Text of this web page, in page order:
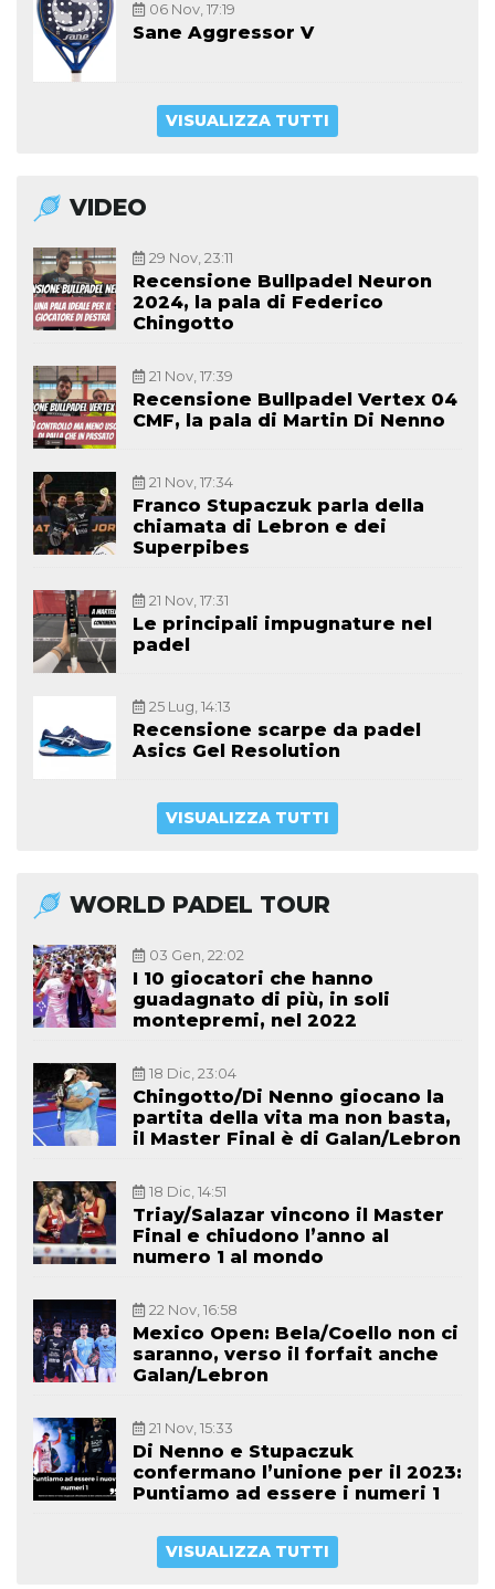
06 Nov, 17:19
Sane Aggressor V
VISUALIZZA TUTTI
VIDEO
29 Nov, 23:11
Recensione Bullpadel Neuron
2024, la pala di Federico
Chingotto
21 Nov, 17:39
Recensione Bullpadel Vertex 04
CMF, la pala di Martin Di Nenno
21 Nov, 17:34
Franco Stupaczuk parla della
chiamata di Lebron e dei
Superpibes
21 Nov, 17:31
Le principali impugnature nel
padel
25 Lug, 14:13
Recensione scarpe da padel
Asics Gel Resolution
VISUALIZZA TUTTI
WORLD PADEL TOUR
03 Gen, 22:02
I 10 giocatori che hanno
guadagnato di più, in soli
montepremi, nel 2022
18 Dic, 23:04
Chingotto/Di Nenno giocano la
partita della vita ma non basta,
il Master Final è di Galan/Lebron
18 Dic, 14:51
Triay/Salazar vincono il Master
Final e chiudono l’anno al
numero 1 al mondo
22 Nov, 16:58
Mexico Open: Bela/Coello non ci
saranno, verso il forfait anche
Galan/Lebron
21 Nov, 15:33
Di Nenno e Stupaczuk
confermano l’unione per il 2023:
Puntiamo ad essere i numeri 1
VISUALIZZA TUTTI